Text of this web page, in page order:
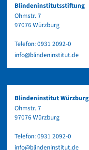
Blindeninstitutsstiftung
Ohmstr. 7
97076 Würzburg
Telefon:0931 2092-0
info@blindeninstitut.de
Blindeninstitut Würzburg
Ohmstr. 7
97076 Würzburg
Telefon:0931 2092-0
info@blindeninstitut.de